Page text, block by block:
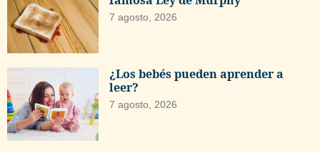
7 agosto, 2026
¿Los bebés pueden aprender a
leer?
7 agosto, 2026